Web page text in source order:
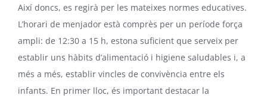
Així doncs, es regirà per les mateixes normes educatives.
L’horari de menjador està comprès per un període força
ampli: de 12:30 a 15 h, estona suficient que serveix per
establir uns hàbits d’alimentació i higiene saludables i, a
més a més, establir vincles de convivència entre els
infants. En primer lloc, és important destacar la